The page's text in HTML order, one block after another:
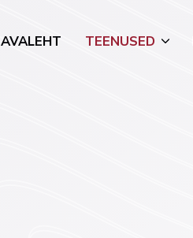
AVALEHT TEENUSED